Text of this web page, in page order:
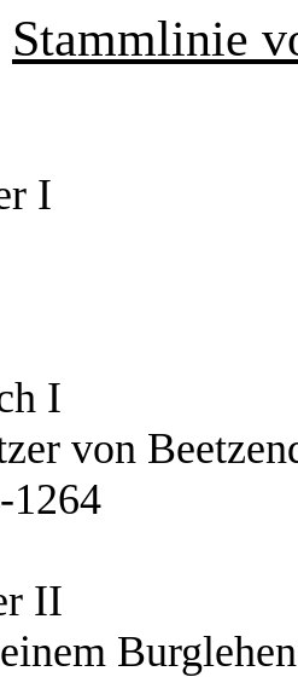
Stammlinie
I
I
von
1264
II